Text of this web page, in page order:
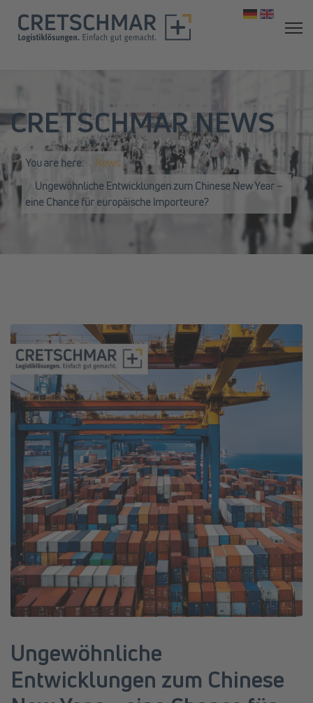
CRETSCHMAR NEWS
You are here:
News
Ungewöhnliche Entwicklungen zum Chinese New Year –
eine Chance für europäische Importeure?
Ungewöhnliche
Entwicklungen zum Chinese
Select your